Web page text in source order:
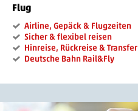
Flug
Airline, Gepäck & Flugzeiten
Sicher & flexibel reisen
Hinreise, Rückreise & Transfer
Deutsche Bahn Rail&Fly